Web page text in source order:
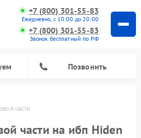
+7 (800) 301-55-83
Ежедневно, с 10:00 до 20:00
+7 (800) 301-55-83
Звонок бесплатный по РФ
Позвонить
части
части на ибп Hiden